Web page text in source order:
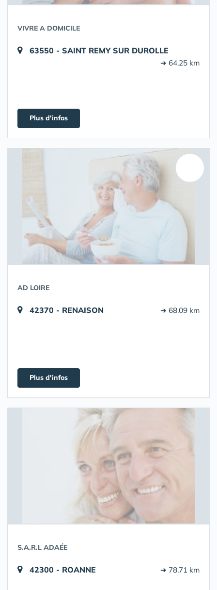
VIVRE A DOMICILE
63550 - SAINT REMY SUR DUROLLE
➔ 64.25 km
Plus d'infos
AD LOIRE
42370 - RENAISON ➔ 68.09 km
Plus d'infos
S.A.R.L ADAÉE
42300 - ROANNE ➔ 78.71 km